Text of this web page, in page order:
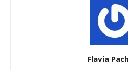
Flavia